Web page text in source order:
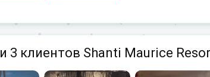
3 клиентов Shanti Maurice